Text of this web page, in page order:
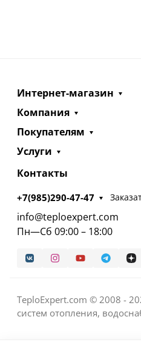
Интернет-магазин
Компания
Покупателям
Услуги
Контакты
+7(985)290-47-47
info@teploexpert.com
Пн—Сб 09:00 – 18:00
TeploExpert.com © 2008 -
систем отопления,